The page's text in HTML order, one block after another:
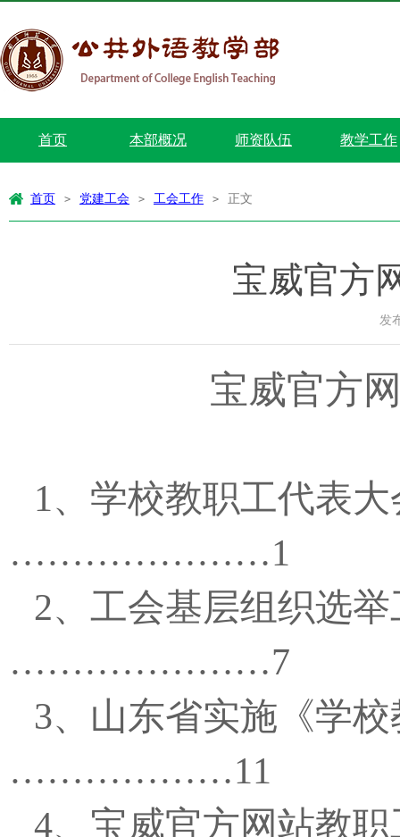
首页 本部概况 师资队伍 教学工作
首页 > 党建工会 > 工会工作 > 正文
宝威官方
发
宝威官方
1、学校教职工代表
…………………1
2、工会基层组织选
…………………7
3、山东省实施《学
………………11
4、宝威官方网站教